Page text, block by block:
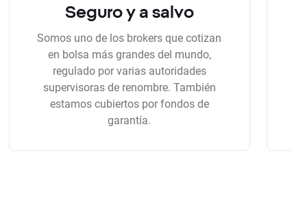
Seguro y a salvo
Somos uno de los brokers que cotizan
en bolsa más grandes del mundo,
regulado por varias autoridades
supervisoras de renombre. También
estamos cubiertos por fondos de
garantía.